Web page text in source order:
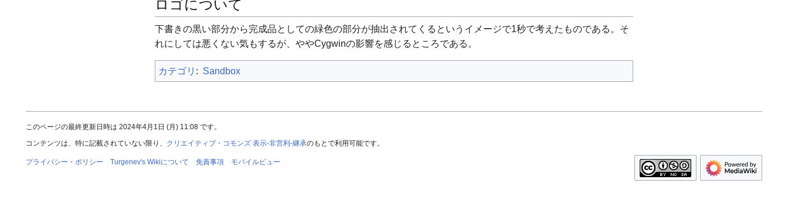
ロゴについて
下書きの黒い部分から完成品としての緑色の部分が抽出されてくるというイメージで1秒で考えたものである。そ
れにしては悪くない気もするが、ややCygwinの影響を感じるところである。
カテゴリ : Sandbox
このページの最終更新日時は 2024年4月1日 (月) 11:08 です。
コンテンツは、特に記載されていない限り、 クリエイティブ・コモンズ 表示-非営利-継承のもとで利用可能です。
プライバシー・ポリシー Turgenev's Wikiについて 免責事項 モバイルビュー